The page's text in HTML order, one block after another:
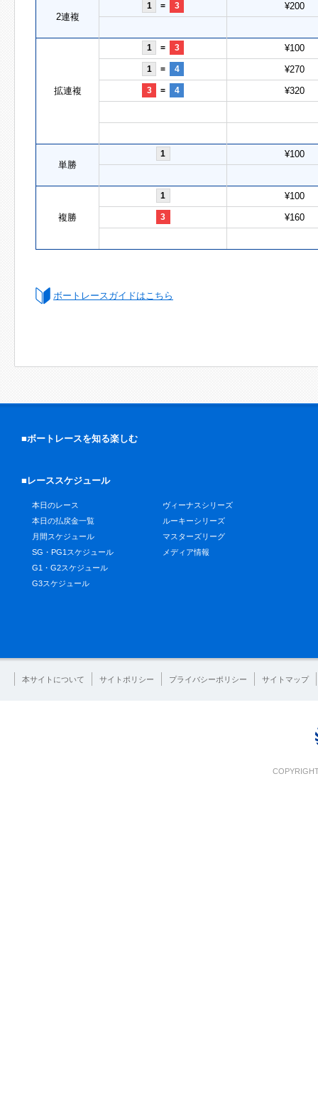
2連複
1 = 3 ¥200
拡連複
1 = 3 ¥100
1 = 4 ¥270
3 = 4 ¥320
単勝
1 ¥100
複勝
1 ¥100
3 ¥160
ボートレースガイドはこちら
■ボートレースを知る楽しむ
■レーススケジュール
本日のレース
本日の払戻金一覧
月間スケジュール
SG・PG1スケジュール
G1・G2スケジュール
G3スケジュール
ヴィーナスシリーズ
ルーキーシリーズ
マスターズリーグ
メディア情報
本サイトについて サイトポリシー プライバシーポリシー サイトマップ